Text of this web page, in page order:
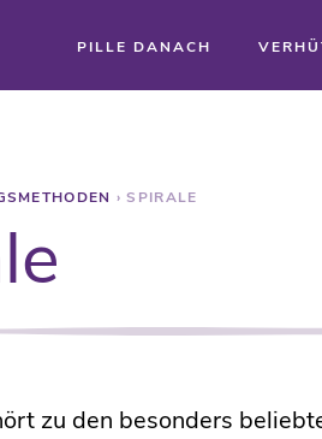
PILLE DANACH
› SPIRALE
zu den besonders